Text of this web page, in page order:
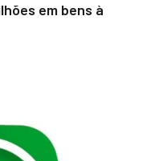
em bens à